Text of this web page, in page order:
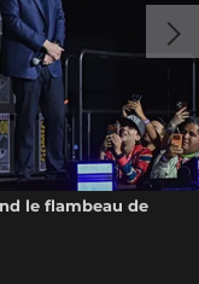
le flambeau de